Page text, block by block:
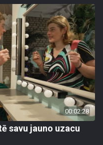
00:02:28
savu jauno uzacu